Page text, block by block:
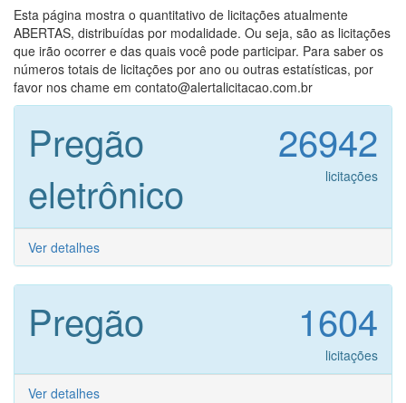
Esta página mostra o quantitativo de licitações atualmente
ABERTAS, distribuídas por modalidade. Ou seja, são as licitações
que irão ocorrer e das quais você pode participar. Para saber os
números totais de licitações por ano ou outras estatísticas, por
favor nos chame em contato@alertalicitacao.com.br
Pregão
eletrônico
26942
licitações
Ver detalhes
Pregão 1604
licitações
Ver detalhes